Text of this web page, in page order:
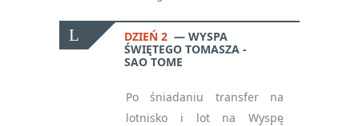
DZIEŃ 2
WYSPA
ŚWIĘTEGO TOMASZA -
SAO TOME
Po śniadaniu transfer na
lotnisko i lot na Wyspę